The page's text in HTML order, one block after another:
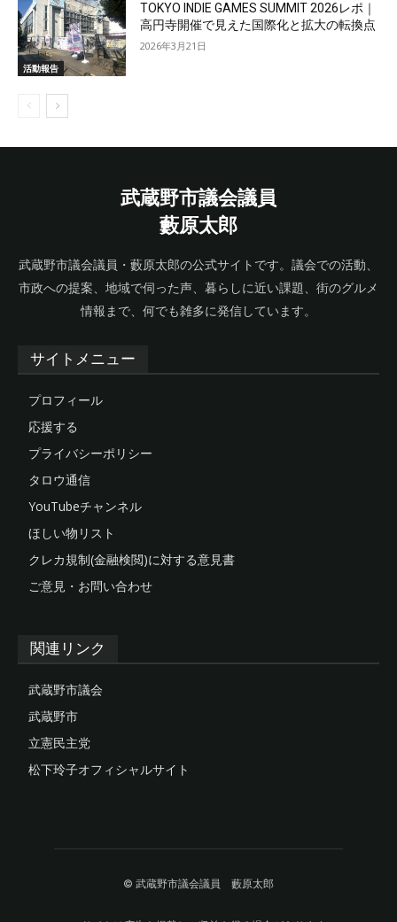
活動報告
TOKYO INDIE GAMES SUMMIT 2026レポ｜
高円寺開催で見えた国際化と拡大の転換点
2026年3月21日
武蔵野市議会議員
藪原太郎
武蔵野市議会議員・藪原太郎の公式サイトです。議会での活動、
市政への提案、地域で伺った声、暮らしに近い課題、街のグルメ
情報まで、何でも雑多に発信しています。
サイトメニュー
プロフィール
応援する
プライバシーポリシー
タロウ通信
YouTubeチャンネル
ほしい物リスト
クレカ規制(金融検閲)に対する意見書
ご意見・お問い合わせ
関連リンク
武蔵野市議会
武蔵野市
立憲民主党
松下玲子オフィシャルサイト
© 武蔵野市議会議員 藪原太郎